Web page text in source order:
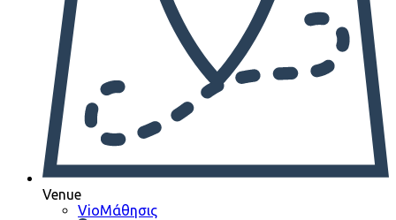
Venue
VioΜάθησις